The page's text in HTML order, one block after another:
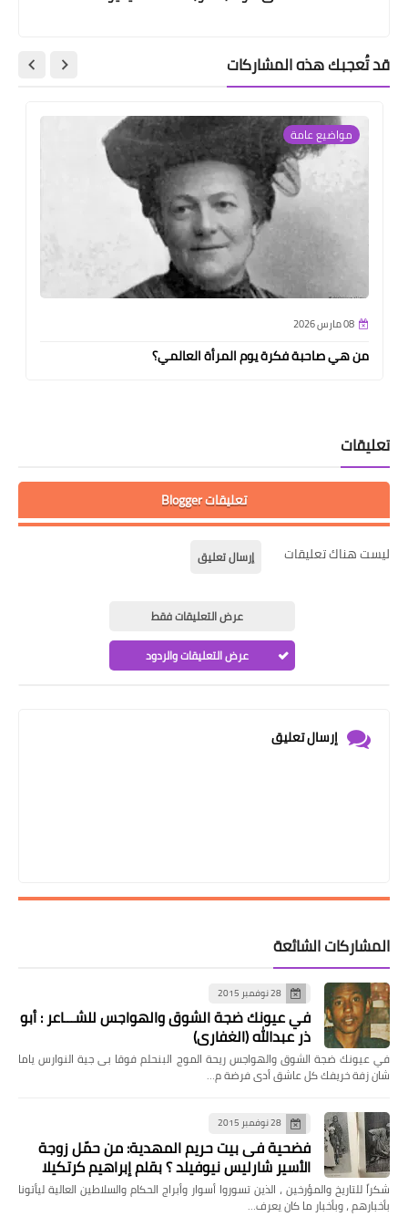
قد تُعجبك هذه المشاركات
مواضيع عامة
08 مارس 2026
من هي صاحبة فكرة يوم المرأة العالمي؟
تعليقات
تعليقات Blogger
ليست هناك تعليقات إرسال تعليق
عرض التعليقات فقط
عرض التعليقات والردود
إرسال تعليق
المشاركات الشائعة
28 نوفمبر 2015
في عيونك ضجة الشوق والهواجس للشـــاعر : أبو
ذر عبدالله (الغفاري)
في عيونك ضجة الشوق والهواجس ريحة الموج البنحلم فوقا بى جية النوارس ياما
شان زفة خريفك كل عاشق أدى فرضة م…
28 نوفمبر 2015
فضحية فى بيت حريم المهدية: من حمّل زوجة
الأسير شارليس نيوفيلد ؟ بقلم إبراهيم كرتكيلا
شكراً للتاريخ والمؤرخين ، الذين تسوروا أسوار وأبراج الحكام والسلاطين العالية ليأتونا
بأخبارهم ، وبأخبار ما كان يعرف…